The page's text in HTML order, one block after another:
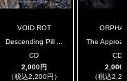
VOID ROT
Descending Pill ...
CD
2,000円
（税込2,200円）
The
CD
2,000
（税込